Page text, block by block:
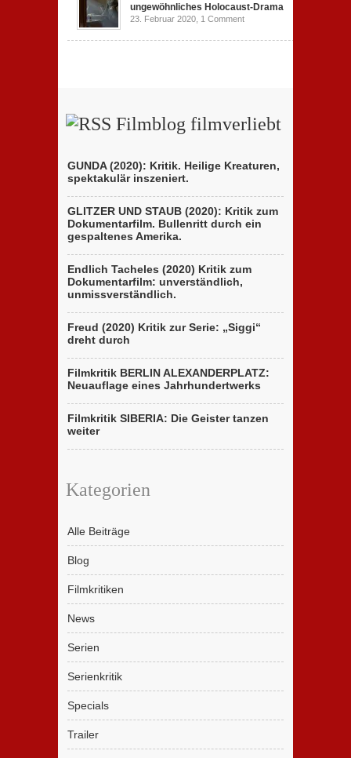
ungewöhnliches Holocaust-Drama
23. Februar 2020, 1 Comment
Filmblog filmverliebt
GUNDA (2020): Kritik. Heilige Kreaturen,
spektakulär inszeniert.
GLITZER UND STAUB (2020): Kritik zum
Dokumentarfilm. Bullenritt durch ein
gespaltenes Amerika.
Endlich Tacheles (2020) Kritik zum
Dokumentarfilm: unverständlich,
unmissverständlich.
Freud (2020) Kritik zur Serie: „Siggi“
dreht durch
Filmkritik BERLIN ALEXANDERPLATZ:
Neuauflage eines Jahrhundertwerks
Filmkritik SIBERIA: Die Geister tanzen
weiter
Kategorien
Alle Beiträge
Blog
Filmkritiken
News
Serien
Serienkritik
Specials
Trailer